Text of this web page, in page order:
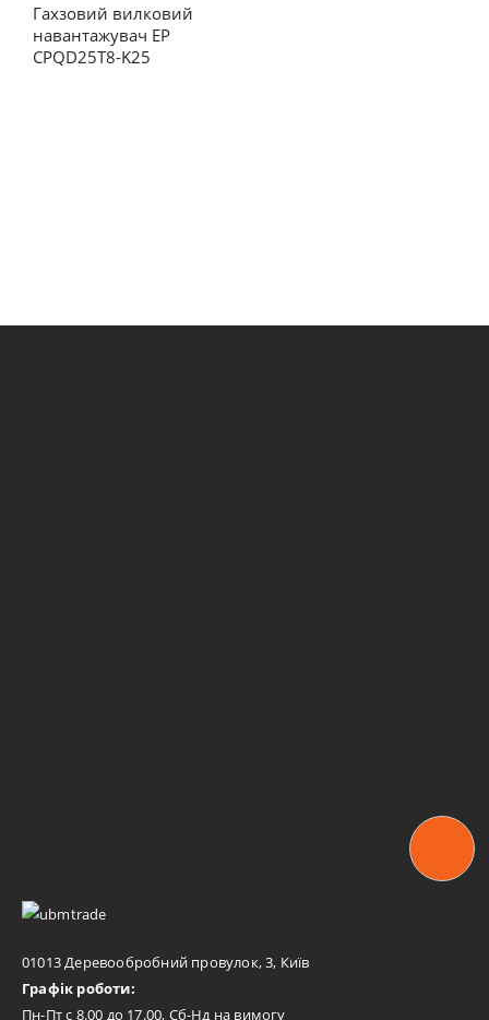
Гахзовий вилковий
навантажувач EP
CPQD25T8-K25
01013 Деревообробний провулок, 3, Київ
Графік роботи:
Пн-Пт с 8.00 до 17.00, Сб-Нд на вимогу